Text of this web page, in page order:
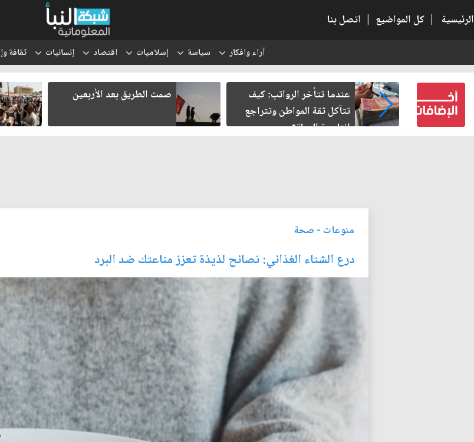
الرئيسية | كل المواضيع | اتصل بنا
آراء وافكار سياسة إسلاميات اقتصاد إنسانيات ثقافة
حين
عندما تتأخر الرواتب: كيف
تتآكل ثقة المواطن وتتراجع
إنتاجية الدولة؟
صمت الطريق بعد الأربعين
منوعات - صحة
درع الشتاء الغذائي: نصائح لذيذة تعزز مناعتك ضد البرد